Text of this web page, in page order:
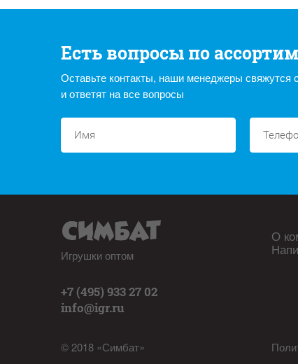
Есть вопросы по
Оставьте контакты, наши менеджеры свяжутся
и ответят на все вопросы
Игрушки оптом
+7 (495) 933 27 02
info@igr.ru
© 2018 «Симбат»
О